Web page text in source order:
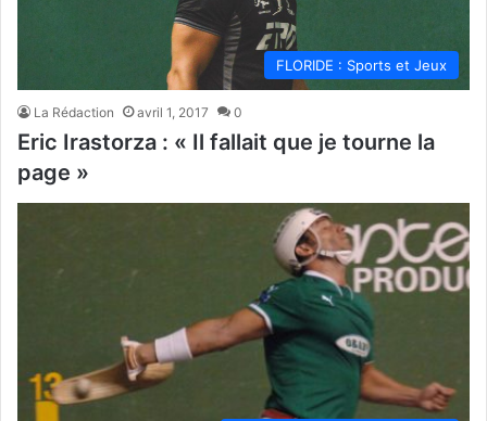
FLORIDE : Sports et Jeux
La Rédaction avril 1, 2017 0
Eric Irastorza : « Il fallait que je tourne la
page »